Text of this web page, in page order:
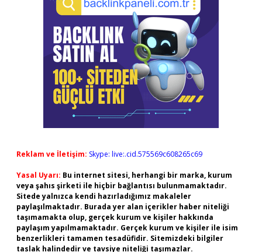
Reklam ve İletişim: Skype: live:.cid.575569c608265c69
Yasal Uyarı: Bu internet sitesi, herhangi bir marka, kurum
veya şahıs şirketi ile hiçbir bağlantısı bulunmamaktadır.
Sitede yalnızca kendi hazırladığımız makaleler
paylaşılmaktadır. Burada yer alan içerikler haber niteliği
taşımamakta olup, gerçek kurum ve kişiler hakkında
paylaşım yapılmamaktadır. Gerçek kurum ve kişiler ile isim
benzerlikleri tamamen tesadüfidir. Sitemizdeki bilgiler
taslak halindedir ve tavsiye niteliği taşımazlar.